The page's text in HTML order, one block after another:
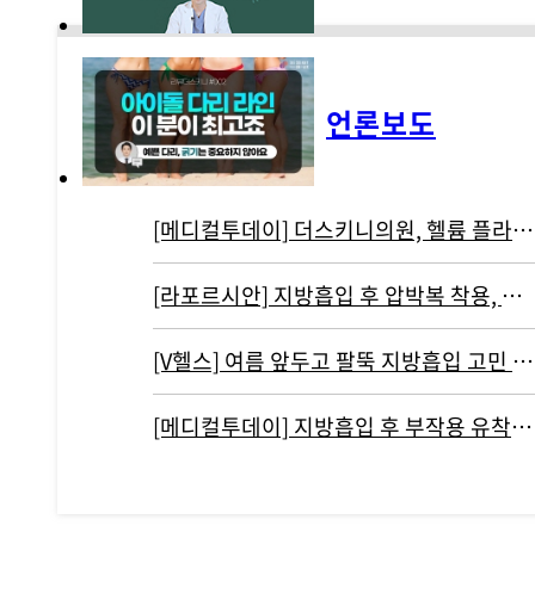
언론보도
[메디컬투데이] 더스키니의원, 헬륨 플라즈마 기반 리뉴비온 도입
[라포르시안] 지방흡입 후 압박복 착용, 결과에 영향 주지 않아...통증…
[V헬스] 여름 앞두고 팔뚝 지방흡입 고민 중이라면 '이것' 주의해야
[메디컬투데이] 지방흡입 후 부작용 유착현상인 ‘바이오본드’ 개선하려면?